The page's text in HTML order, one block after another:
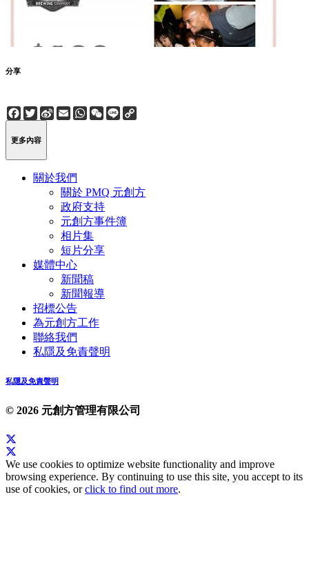
分享
Facebook
Twitter
Sina
Weibo
EmailWhatsApp
WeChat
Line
更多內容
關於我們
關於 PMQ 元創方
政府支持
元創方事件簿
相片集
短片分享
媒體中心
新聞稿
新聞報導
招標公告
為元創方工作
聯絡我們
私隱及免責聲明
私隱及免責聲明
© 2026 元創方管理有限公司
We use cookies to optimize website functionality and improve
browsing experience. By continuing to use this site, you accept to its
use of cookies, orclick to find out more.